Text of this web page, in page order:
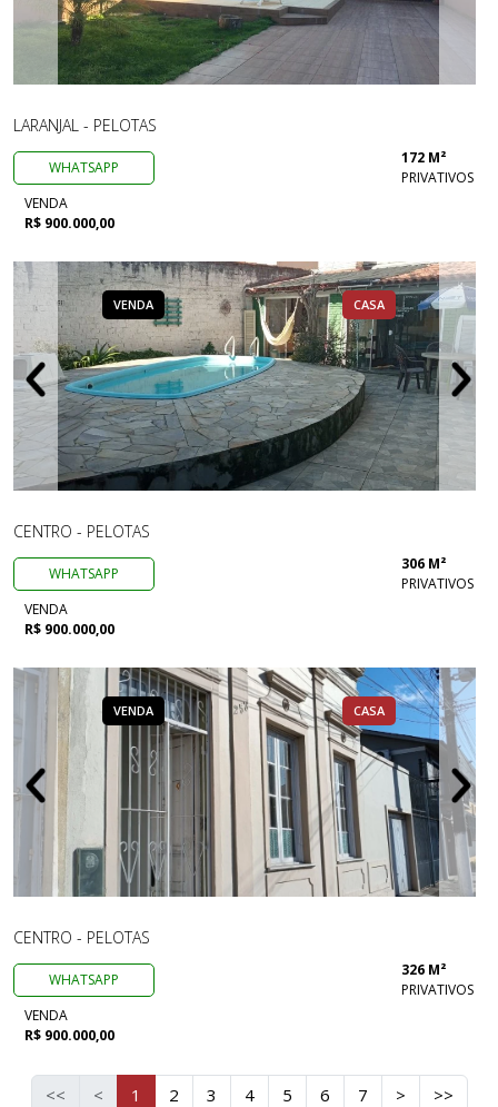
LARANJAL - PELOTAS
WHATSAPP
172 M²
PRIVATIVOS
VENDA
R$ 900.000,00
VENDA CASA
CENTRO - PELOTAS
WHATSAPP
306 M²
PRIVATIVOS
VENDA
R$ 900.000,00
VENDA CASA
CENTRO - PELOTAS
WHATSAPP
326 M²
PRIVATIVOS
VENDA
R$ 900.000,00
<< < 1 2 3 4 5 6 7 > >>